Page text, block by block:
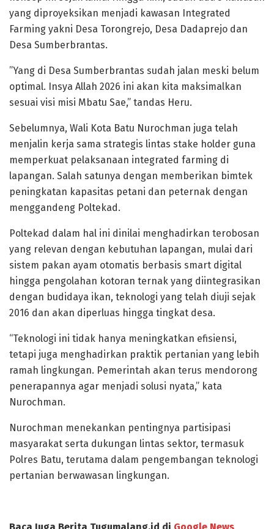
yang diproyeksikan menjadi kawasan Integrated
Farming yakni Desa Torongrejo, Desa Dadaprejo dan
Desa Sumberbrantas.
”Yang di Desa Sumberbrantas sudah jalan meski belum
optimal. Insya Allah 2026 ini akan kita maksimalkan
sesuai visi misi Mbatu Sae,” tandas Heru.
Sebelumnya, Wali Kota Batu Nurochman juga telah
menjalin kerja sama strategis lintas stake holder guna
memperkuat pelaksanaan integrated farming di
lapangan. Salah satunya dengan memberikan bimtek
peningkatan kapasitas petani dan peternak dengan
menggandeng Poltekad.
Poltekad dalam hal ini dinilai menghadirkan terobosan
yang relevan dengan kebutuhan lapangan, mulai dari
sistem pakan ayam otomatis berbasis smart digital
hingga pengolahan kotoran ternak yang diintegrasikan
dengan budidaya ikan, teknologi yang telah diuji sejak
2016 dan akan diperluas hingga tingkat desa.
“Teknologi ini tidak hanya meningkatkan efisiensi,
tetapi juga menghadirkan praktik pertanian yang lebih
ramah lingkungan. Pemerintah akan terus mendorong
penerapannya agar menjadi solusi nyata,” kata
Nurochman.
Nurochman menekankan pentingnya partisipasi
masyarakat serta dukungan lintas sektor, termasuk
Polres Batu, terutama dalam pengembangan teknologi
pertanian berwawasan lingkungan.